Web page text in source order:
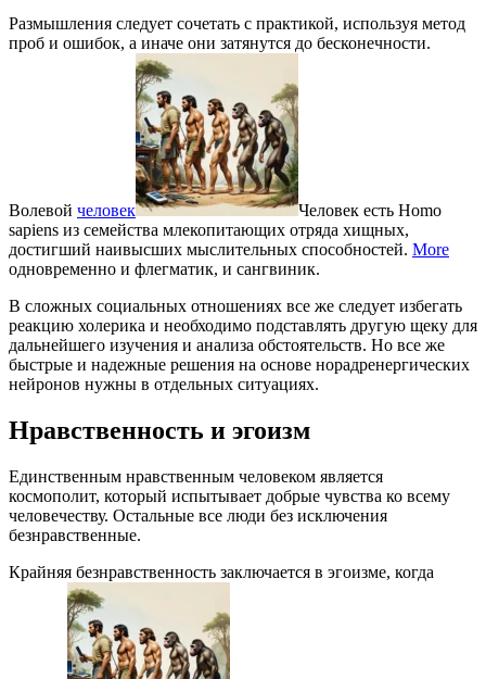
Размышления следует сочетать с практикой, используя метод
проб и ошибок, а иначе они затянутся до бесконечности.
Волевой человек
Человек есть Homo
sapiens из семейства млекопитающих отряда хищных,
достигший наивысших мыслительных способностей. More
одновременно и флегматик, и сангвиник.
В сложных социальных отношениях все же следует избегать
реакцию холерика и необходимо подставлять другую щеку для
дальнейшего изучения и анализа обстоятельств. Но все же
быстрые и надежные решения на основе норадренергических
нейронов нужны в отдельных ситуациях.
Нравственность и эгоизм
Единственным нравственным человеком является
космополит, который испытывает добрые чувства ко всему
человечеству. Остальные все люди без исключения
безнравственные.
Крайняя безнравственность заключается в эгоизме, когда